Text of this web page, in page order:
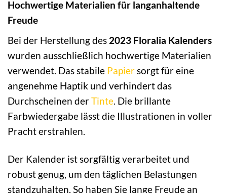
Hochwertige Materialien für langanhaltende
Freude
Bei der Herstellung des 2023 Floralia Kalenders
wurden ausschließlich hochwertige Materialien
verwendet. Das stabile Papiersorgt für eine
angenehme Haptik und verhindert das
Durchscheinen derTinte. Die brillante
Farbwiedergabe lässt die Illustrationen in voller
Pracht erstrahlen.
Der Kalender ist sorgfältig verarbeitet und
robust genug, um den täglichen Belastungen
standzuhalten. So haben Sie lange Freude an